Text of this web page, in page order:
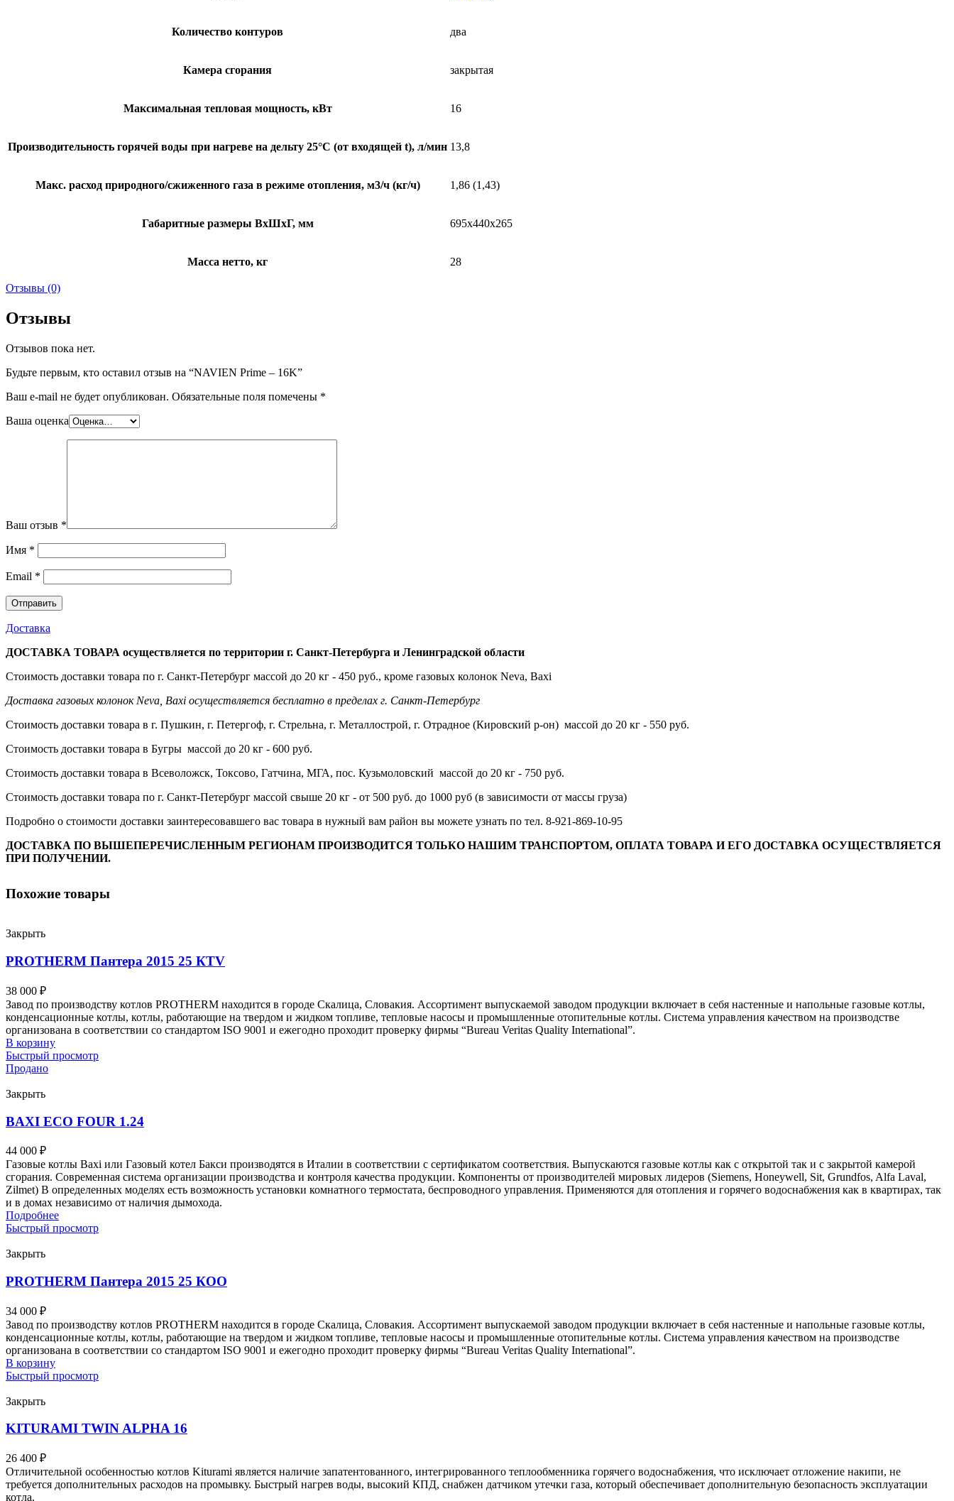
Количество контуров два
Камера сгорания закрытая
Максимальная тепловая мощность, кВт 16
Производительность горячей воды при нагреве на дельту 25°C (от входящей t), л/мин 13,8
Макс. расход природного/сжиженного газа в режиме отопления, м3/ч (кг/ч) 1,86 (1,43)
Габаритные размеры ВхШхГ, мм 695x440x265
Масса нетто, кг 28
Отзывы (0)
Отзывы
Отзывов пока нет.
Будьте первым, кто оставил отзыв на “NAVIEN Prime – 16K”
Ваш e-mail не будет опубликован. Обязательные поля помечены *
Ваша оценка
Ваш отзыв *
Имя *
Email *
Доставка
ДОСТАВКА ТОВАРА осуществляется по территории г. Санкт-Петербурга и Ленинградской области
Стоимость доставки товара по г. Санкт-Петербург массой до 20 кг - 450 руб., кроме газовых колонок Neva, Baxi
Доставка газовых колонок Neva, Baxi осуществляется бесплатно в пределах г. Санкт-Петербург
Стоимость доставки товара в г. Пушкин, г. Петергоф, г. Стрельна, г. Металлострой, г. Отрадное (Кировский р-он) массой до 20 кг - 550 руб.
Стоимость доставки товара в Бугры массой до 20 кг - 600 руб.
Стоимость доставки товара в Всеволожск, Токсово, Гатчина, МГА, пос. Кузьмоловский массой до 20 кг - 750 руб.
Стоимость доставки товара по г. Санкт-Петербург массой свыше 20 кг - от 500 руб. до 1000 руб (в зависимости от массы груза)
Подробно о стоимости доставки заинтересовавшего вас товара в нужный вам район вы можете узнать по тел. 8-921-869-10-95
ДОСТАВКА ПО ВЫШЕПЕРЕЧИСЛЕННЫМ РЕГИОНАМ ПРОИЗВОДИТСЯ ТОЛЬКО НАШИМ ТРАНСПОРТОМ, ОПЛАТА ТОВАРА И ЕГО ДОСТАВКА ОСУЩЕСТВЛЯЕТСЯ
ПРИ ПОЛУЧЕНИИ.
Похожие товары
Закрыть
PROTHERM Пантера 2015 25 КTV
38 000 ₽
Завод по производству котлов PROTHERM находится в городе Скалица, Словакия. Ассортимент выпускаемой заводом продукции включает в себя настенные и напольные газовые котлы,
конденсационные котлы, котлы, работающие на твердом и жидком топливе, тепловые насосы и промышленные отопительные котлы. Система управления качеством на производстве
организована в соответствии со стандартом ISO 9001 и ежегодно проходит проверку фирмы “Bureau Veritas Quality International”.
В корзину
Быстрый просмотр
Продано
Закрыть
BAXI ECO FOUR 1.24
44 000 ₽
Газовые котлы Baxi или Газовый котел Бакси производятся в Италии в соответствии с сертификатом соответствия. Выпускаются газовые котлы как с открытой так и с закрытой камерой
сгорания. Современная система организации производства и контроля качества продукции. Компоненты от производителей мировых лидеров (Siemens, Honeywell, Sit, Grundfos, Alfa Laval,
Zilmet) В определенных моделях есть возможность установки комнатного термостата, беспроводного управления. Применяются для отопления и горячего водоснабжения как в квартирах, так
и в домах независимо от наличия дымохода.
Подробнее
Быстрый просмотр
Закрыть
PROTHERM Пантера 2015 25 КОО
34 000 ₽
Завод по производству котлов PROTHERM находится в городе Скалица, Словакия. Ассортимент выпускаемой заводом продукции включает в себя настенные и напольные газовые котлы,
конденсационные котлы, котлы, работающие на твердом и жидком топливе, тепловые насосы и промышленные отопительные котлы. Система управления качеством на производстве
организована в соответствии со стандартом ISO 9001 и ежегодно проходит проверку фирмы “Bureau Veritas Quality International”.
В корзину
Быстрый просмотр
Закрыть
KITURAMI TWIN ALPHA 16
26 400 ₽
Отличительной особенностью котлов Kiturami является наличие запатентованного, интегрированного теплообменника горячего водоснабжения, что исключает отложение накипи, не
требуется дополнительных расходов на промывку. Быстрый нагрев воды, высокий КПД, снабжен датчиком утечки газа, который обеспечивает дополнительную безопасность эксплуатации
котла.